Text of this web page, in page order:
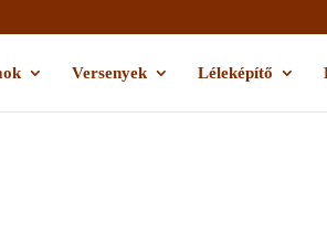
Versenyek Léleképítő